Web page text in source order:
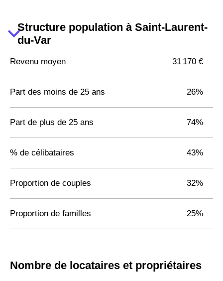
Structure population à Saint-Laurent-
du-Var
Revenu moyen 31 170 €
Part des moins de 25 ans 26%
Part de plus de 25 ans 74%
% de célibataires 43%
Proportion de couples 32%
Proportion de familles 25%
Nombre de locataires et propriétaires